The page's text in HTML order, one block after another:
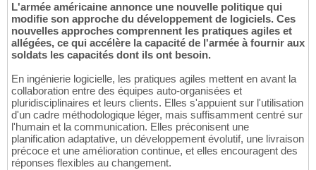
L'armée américaine annonce une nouvelle politique qui
modifie son approche du développement de logiciels. Ces
nouvelles approches comprennent les pratiques agiles et
allégées, ce qui accélère la capacité de l'armée à fournir aux
soldats les capacités dont ils ont besoin.
En ingénierie logicielle, les pratiques agiles mettent en avant la
collaboration entre des équipes auto-organisées et
pluridisciplinaires et leurs clients. Elles s'appuient sur l'utilisation
d'un cadre méthodologique léger, mais suffisamment centré sur
l'humain et la communication. Elles préconisent une
planification adaptative, un développement évolutif, une livraison
précoce et une amélioration continue, et elles encouragent des
réponses flexibles au changement.